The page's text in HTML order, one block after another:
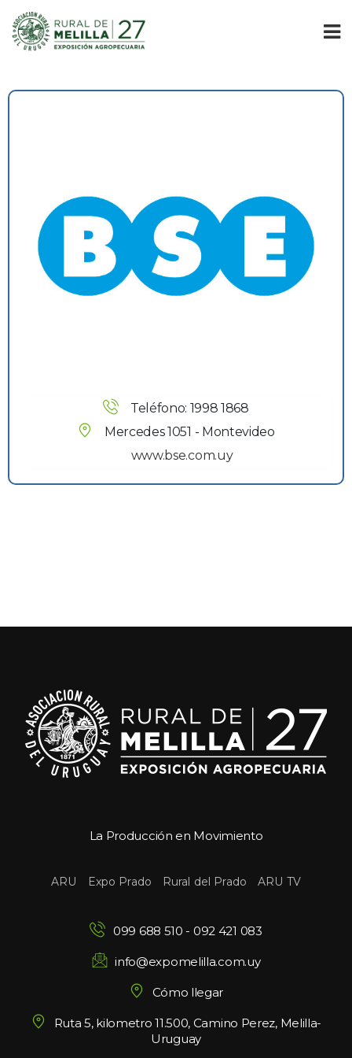
Teléfono: 1998 1868
Mercedes 1051 - Montevideo
www.bse.com.uy
La Producción en Movimiento
ARU Expo Prado Rural del Prado ARU TV
099 688 510 - 092 421 083
info@expomelilla.com.uy
Cómo llegar
Ruta 5, kilometro 11.500, Camino Perez, Melilla-
Uruguay